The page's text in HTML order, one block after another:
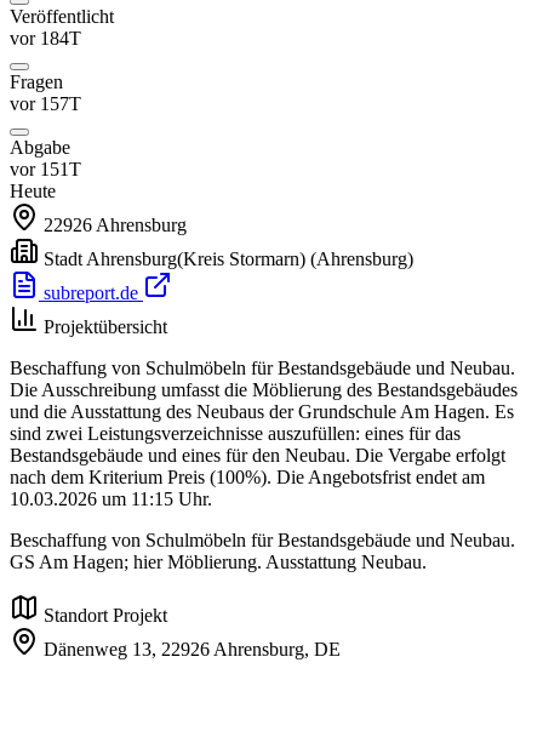
Veröffentlicht
vor 184T
Fragen
vor 157T
Abgabe
vor 151T
Heute
22926 Ahrensburg
Stadt Ahrensburg(Kreis Stormarn) (Ahrensburg)
subreport.de
Projektübersicht
Beschaffung von Schulmöbeln für Bestandsgebäude und Neubau.
Die Ausschreibung umfasst die Möblierung des Bestandsgebäudes
und die Ausstattung des Neubaus der Grundschule Am Hagen. Es
sind zwei Leistungsverzeichnisse auszufüllen: eines für das
Bestandsgebäude und eines für den Neubau. Die Vergabe erfolgt
nach dem Kriterium Preis (100%). Die Angebotsfrist endet am
10.03.2026 um 11:15 Uhr.
Beschaffung von Schulmöbeln für Bestandsgebäude und Neubau.
GS Am Hagen; hier Möblierung. Ausstattung Neubau.
Standort Projekt
Dänenweg 13, 22926 Ahrensburg, DE